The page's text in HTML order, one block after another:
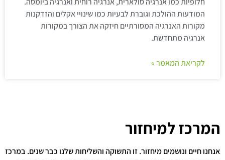
המודעות ההולכת וגוברת לבעיות כמו שינויי אקלים והזדקנות
מקורות האנרגיה המסורתיים חיזקה את הצורך במקורות
אנרגיה מתחדשת.
לקריאת המאמר »
המרכז למיחזור
אנחנו חיים ונושמים מיחזור. זו התשוקה והשליחות שלנו כבר שנים. במרכז